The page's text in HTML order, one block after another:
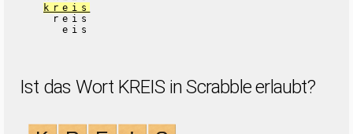
kreis
reis
eis
Ist das Wort KREIS in Scrabble erlaubt?